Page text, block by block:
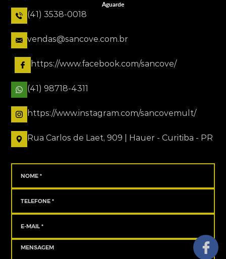
(41) 3538-0018
vendas@sancove.com.br
https://www.facebook.com/sancove/
(41) 98718-4311
https://www.instagram.com/sancovemult/
Rua Carlos de Laet, 909 | Hauer - Curitiba - PR
Aguarde